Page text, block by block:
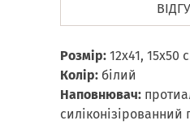
Розмір: 12х41, 15х50
Колір: білий
Наповнювач:
силіконізірованний